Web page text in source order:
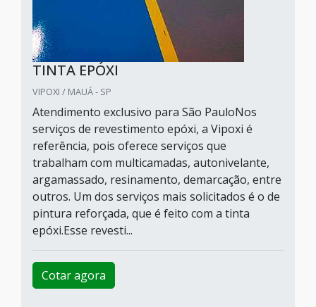
TINTA EPÓXI
VIPOXI / MAUÁ - SP
Atendimento exclusivo para São PauloNos
serviços de revestimento epóxi, a Vipoxi é
referência, pois oferece serviços que
trabalham com multicamadas, autonivelante,
argamassado, resinamento, demarcação, entre
outros. Um dos serviços mais solicitados é o de
pintura reforçada, que é feito com a tinta
epóxi.Esse revesti...
Cotar agora